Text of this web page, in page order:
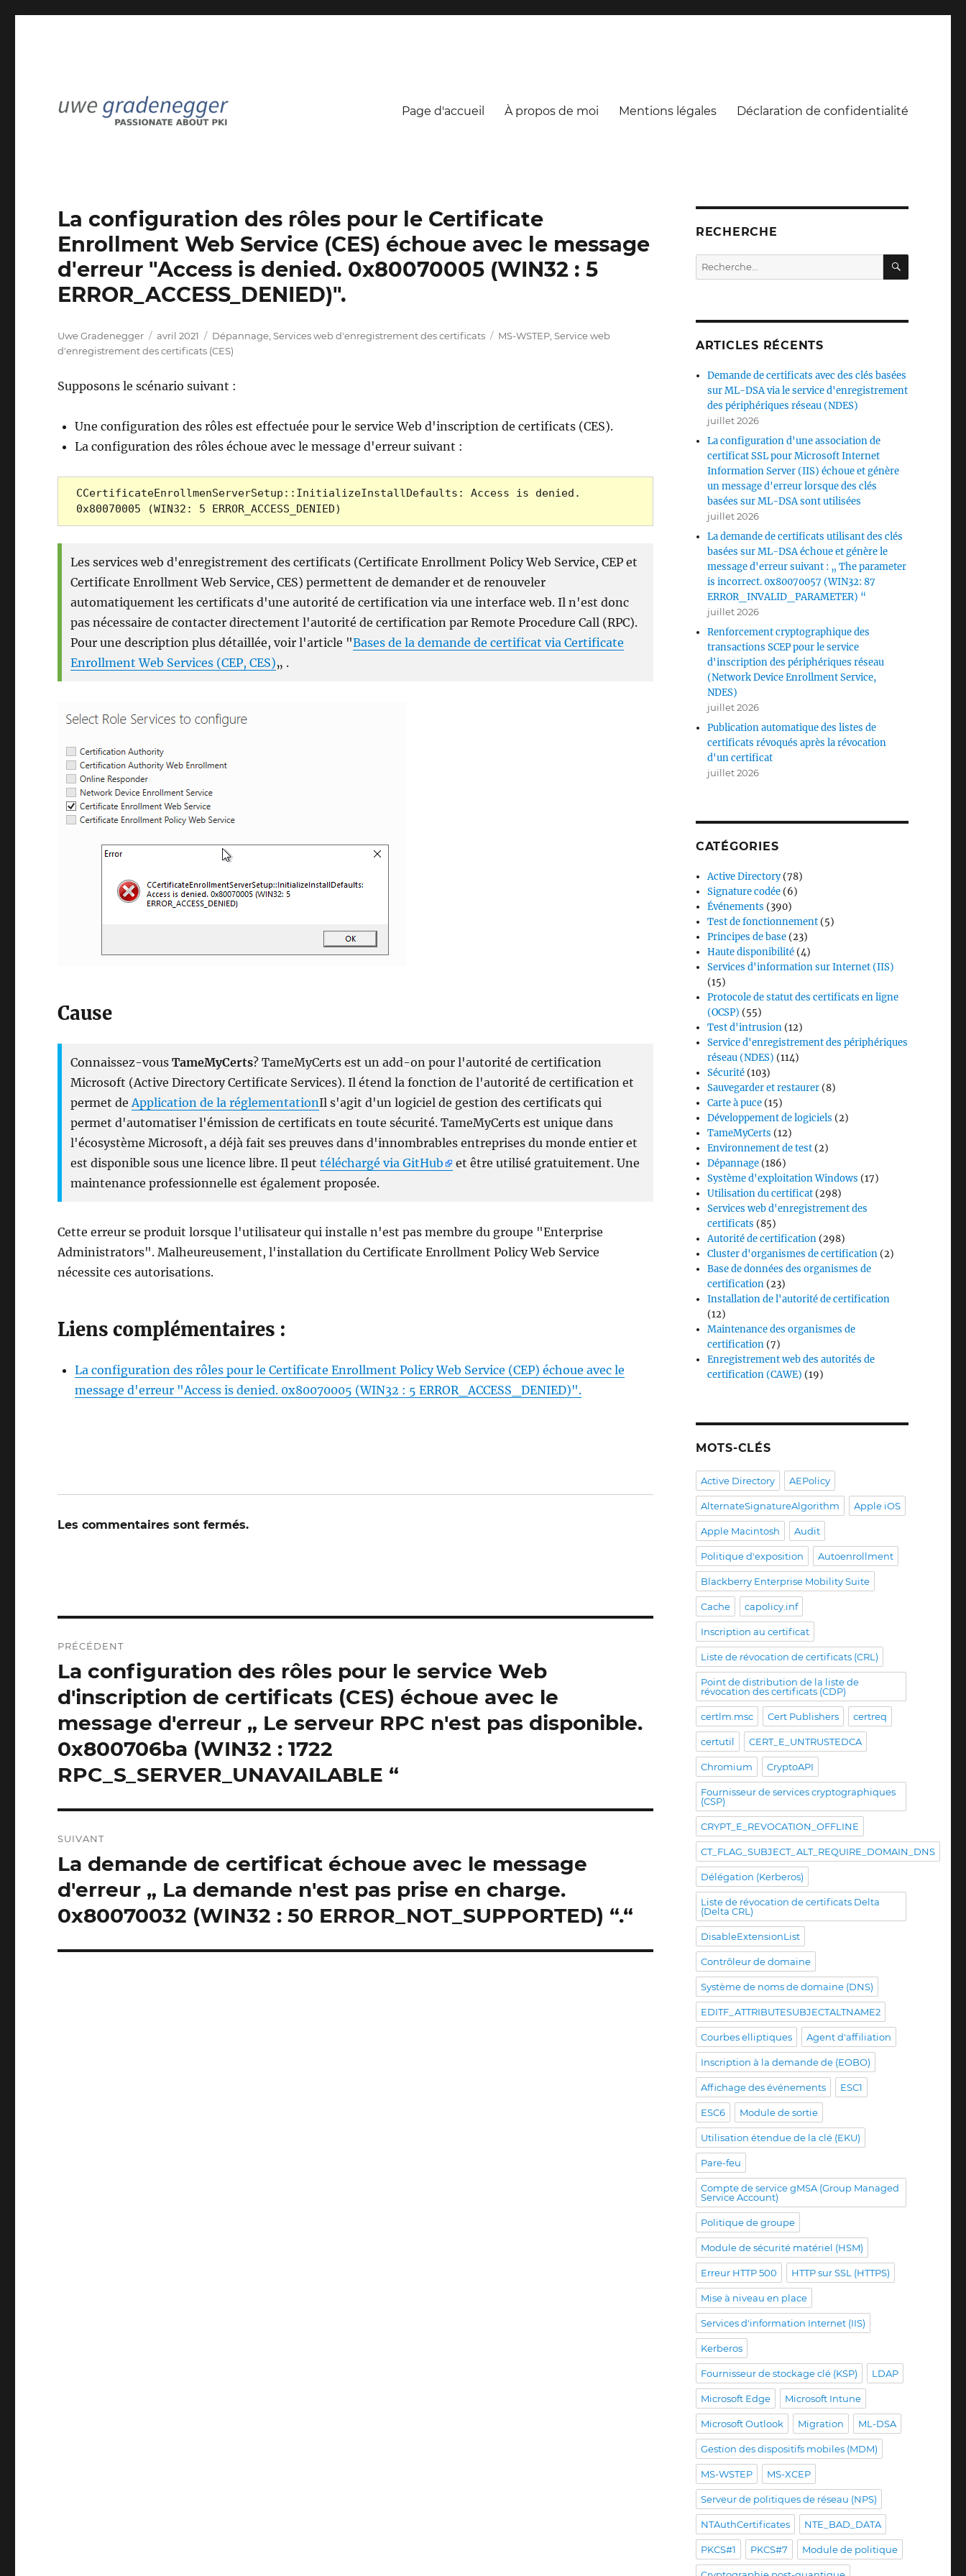
Page d'accueil À propos de moi Mentions légales Déclaration de confidentialité
La configuration des rôles pour le Certificate
Enrollment Web Service (CES) échoue avec le message
d'erreur "Access is denied. 0x80070005 (WIN32 : 5
ERROR_ACCESS_DENIED)".
Auteur
Uwe Gradenegger
Publié
le
avril 2021 Catégories
Dépannage,Services web d'enregistrement des certificats Étiquettes
MS-WSTEP,Service web
d'enregistrement des certificats (CES)
Supposons le scénario suivant :
Une configuration des rôles est effectuée pour le service Web d'inscription de certificats (CES).
La configuration des rôles échoue avec le message d'erreur suivant :
CCertificateEnrollmenServerSetup::InitializeInstallDefaults: Access is denied.
0x80070005 (WIN32: 5 ERROR_ACCESS_DENIED)
Les services web d'enregistrement des certificats (Certificate Enrollment Policy Web Service, CEP et
Certificate Enrollment Web Service, CES) permettent de demander et de renouveler
automatiquement les certificats d'une autorité de certification via une interface web. Il n'est donc
pas nécessaire de contacter directement l'autorité de certification par Remote Procedure Call (RPC).
Pour une description plus détaillée, voir l'article "Bases de la demande de certificat via Certificate
Enrollment Web Services (CEP, CES)„ .
Cause
Connaissez-vousTameMyCerts? TameMyCerts est un add-on pour l'autorité de certification
Microsoft (Active Directory Certificate Services). Il étend la fonction de l'autorité de certification et
permet de Application de la réglementationIl s'agit d'un logiciel de gestion des certificats qui
permet d'automatiser l'émission de certificats en toute sécurité. TameMyCerts est unique dans
l'écosystème Microsoft, a déjà fait ses preuves dans d'innombrables entreprises du monde entier et
est disponible sous une licence libre. Il peuttéléchargé via GitHub
et être utilisé gratuitement. Une
maintenance professionnelle est également proposée.
Cette erreur se produit lorsque l'utilisateur qui installe n'est pas membre du groupe "Enterprise
Administrators". Malheureusement, l'installation du Certificate Enrollment Policy Web Service
nécessite ces autorisations.
Liens complémentaires :
La configuration des rôles pour le Certificate Enrollment Policy Web Service (CEP) échoue avec le
message d'erreur "Access is denied. 0x80070005 (WIN32 : 5 ERROR_ACCESS_DENIED)".
Les commentaires sont fermés.
postale
PRÉCÉDENT
Publication
précédente :
La configuration des rôles pour le service Web
d'inscription de certificats (CES) échoue avec le
message d'erreur „ Le serveur RPC n'est pas disponible.
0x800706ba (WIN32 : 1722
RPC_S_SERVER_UNAVAILABLE “
SUIVANT
Publication
suivante :
La demande de certificat échoue avec le message
d'erreur „ La demande n'est pas prise en charge.
0x80070032 (WIN32 : 50 ERROR_NOT_SUPPORTED) “.“
RECHERCHE
Recherche
pour :
ARTICLES RÉCENTS
Demande de certificats avec des clés basées
sur ML-DSA via le service d'enregistrement
des périphériques réseau (NDES)
juillet 2026
La configuration d'une association de
certificat SSL pour Microsoft Internet
Information Server (IIS) échoue et génère
un message d'erreur lorsque des clés
basées sur ML-DSA sont utilisées
juillet 2026
La demande de certificats utilisant des clés
basées sur ML-DSA échoue et génère le
message d'erreur suivant : „ The parameter
is incorrect. 0x80070057 (WIN32: 87
ERROR_INVALID_PARAMETER) “
juillet 2026
Renforcement cryptographique des
transactions SCEP pour le service
d'inscription des périphériques réseau
(Network Device Enrollment Service,
NDES)
juillet 2026
Publication automatique des listes de
certificats révoqués après la révocation
d'un certificat
juillet 2026
CATÉGORIES
Active Directory(78)
Signature codée (6)
Événements (390)
Test de fonctionnement (5)
Principes de base (23)
Haute disponibilité (4)
Services d'information sur Internet (IIS)
(15)
Protocole de statut des certificats en ligne
(OCSP) (55)
Test d'intrusion (12)
Service d'enregistrement des périphériques
réseau (NDES) (114)
Sécurité (103)
Sauvegarder et restaurer (8)
Carte à puce (15)
Développement de logiciels (2)
TameMyCerts (12)
Environnement de test (2)
Dépannage (186)
Système d'exploitation Windows (17)
Utilisation du certificat (298)
Services web d'enregistrement des
certificats (85)
Autorité de certification (298)
Cluster d'organismes de certification (2)
Base de données des organismes de
certification (23)
Installation de l'autorité de certification
(12)
Maintenance des organismes de
certification (7)
Enregistrement web des autorités de
certification (CAWE) (19)
MOTS-CLÉS
Active Directory AEPolicy
AlternateSignatureAlgorithm Apple iOS
Apple Macintosh Audit
Politique d'exposition Autoenrollment
Blackberry Enterprise Mobility Suite
Cache capolicy.inf
Inscription au certificat
Liste de révocation de certificats (CRL)
Point de distribution de la liste de
révocation des certificats (CDP)
certlm.msc Cert Publishers certreq
certutil CERT_E_UNTRUSTEDCA
Chromium CryptoAPI
Fournisseur de services cryptographiques
(CSP)
CRYPT_E_REVOCATION_OFFLINE
CT_FLAG_SUBJECT_ALT_REQUIRE_DOMAIN_DNS
Délégation (Kerberos)
Liste de révocation de certificats Delta
(Delta CRL)
DisableExtensionList
Contrôleur de domaine
Système de noms de domaine (DNS)
EDITF_ATTRIBUTESUBJECTALTNAME2
Courbes elliptiques Agent d'affiliation
Inscription à la demande de (EOBO)
Affichage des événements ESC1
ESC6 Module de sortie
Utilisation étendue de la clé (EKU)
Pare-feu
Compte de service gMSA (Group Managed
Service Account)
Politique de groupe
Module de sécurité matériel (HSM)
Erreur HTTP 500 HTTP sur SSL (HTTPS)
Mise à niveau en place
Services d'information Internet (IIS)
Kerberos
Fournisseur de stockage clé (KSP) LDAP
Microsoft Edge Microsoft Intune
Microsoft Outlook Migration ML-DSA
Gestion des dispositifs mobiles (MDM)
MS-WSTEP MS-XCEP
Serveur de politiques de réseau (NPS)
NTAuthCertificates NTE_BAD_DATA
PKCS#1 PKCS#7 Module de politique